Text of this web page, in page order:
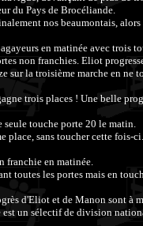
du Pays de Brocéliande.
nos beaumontais,
en matinée avec trois
non franchies. Eliot
sur la troisième marche en ne
trois places ! Une belle
touche porte 20 le matin.
place, sans toucher cette fois-ci.
franchie en matinée.
toutes les portes mais en
d'Eliot et de Manon sont à
un sélectif de division